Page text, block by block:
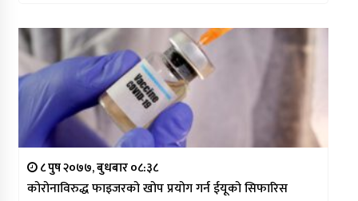
८ पुष २०७७, बुधबार ०८:३८
कोरोनाविरुद्ध फाइजरको खोप प्रयोग गर्न ईयूको सिफारिस